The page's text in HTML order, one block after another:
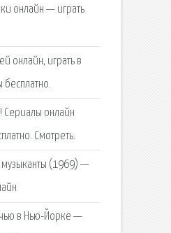
онлайн — играть
онлайн, играть в
бесплатно.
Сериалы онлайн
Смотреть.
(1969) —
в Нью-Йорке —